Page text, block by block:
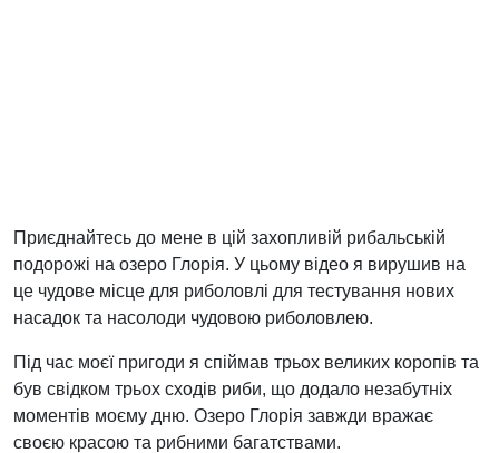
Приєднайтесь до мене в цій захопливій рибальській
подорожі на озеро Глорія. У цьому відео я вирушив на
це чудове місце для риболовлі для тестування нових
насадок та насолоди чудовою риболовлею.
Під час моєї пригоди я спіймав трьох великих коропів та
був свідком трьох сходів риби, що додало незабутніх
моментів моєму дню. Озеро Глорія завжди вражає
своєю красою та рибними багатствами.